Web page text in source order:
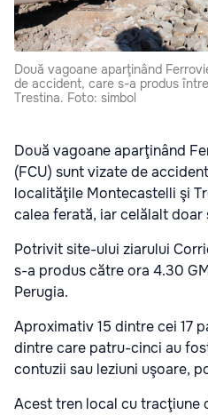
Două vagoane aparţinând
de accident, care s-a produs
Trestina. Foto: simbol
Două vagoane aparţinând
(FCU) sunt vizate de
localităţile Montecastelli şi
calea ferată, iar celălalt doar
Potrivit site-ului ziarului
s-a produs către ora 4.30
Perugia.
Aproximativ 15 dintre cei 17
dintre care patru-cinci au
contuzii sau leziuni uşoare,
Acest tren local cu tracţiune